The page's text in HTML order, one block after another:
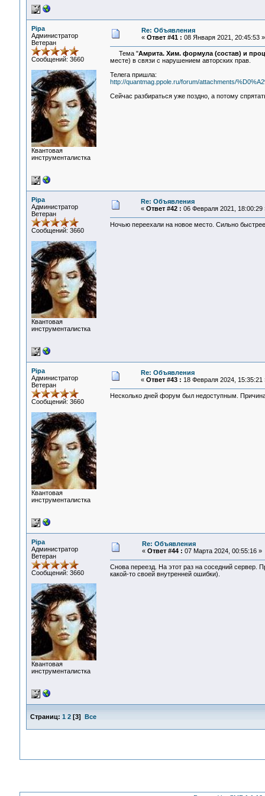
Pipa
Администратор
Ветеран
Сообщений: 3660
Квантовая
инструменталистка
Re: Объявления
« Ответ #41 : 08 Января 2021, 20:45:53 »
Тема "Амрита. Хим. формула (состав) и
месте) в связи с нарушением авторских прав.
Телега пришла:
http://quantmag.ppole.ru/forum/attachments/
Сейчас разбираться уже поздно, а потому
Pipa
Администратор
Ветеран
Сообщений: 3660
Квантовая
инструменталистка
Re: Объявления
« Ответ #42 : 06 Февраля 2021, 18:00:29
Ночью переехали на новое место. Сильно
Pipa
Администратор
Ветеран
Сообщений: 3660
Квантовая
инструменталистка
Re: Объявления
« Ответ #43 : 18 Февраля 2024, 15:35:21
Несколько дней форум был недоступным.
Pipa
Администратор
Ветеран
Сообщений: 3660
Квантовая
инструменталистка
Re: Объявления
« Ответ #44 : 07 Марта 2024, 00:55:16 »
Снова переезд. На этот раз на соседний
какой-то своей внутренней ошибки).
Страниц: 1 2[3] Все